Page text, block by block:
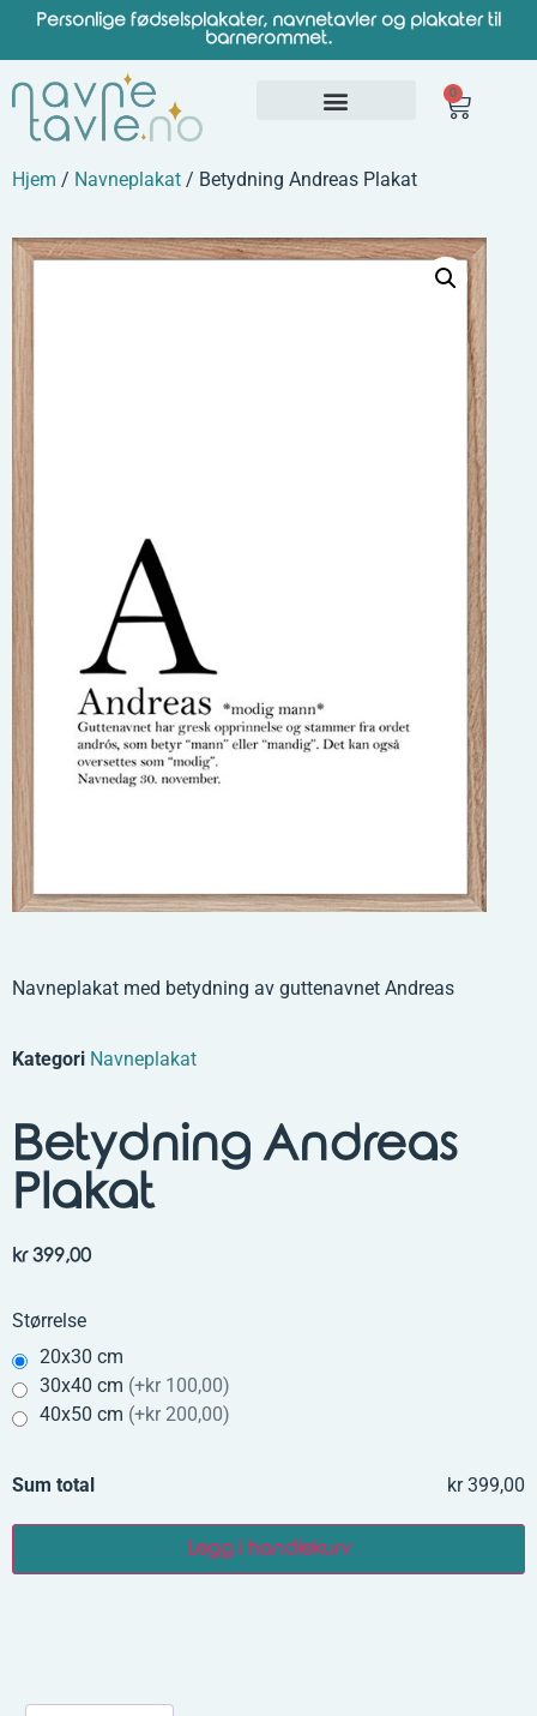
Personlige fødselsplakater, navnetavler og plakater til
barnerommet.
0
Hjem / Navneplakat / Betydning Andreas Plakat
Navneplakat med betydning av guttenavnet Andreas
Kategori Navneplakat
Betydning Andreas
Plakat
kr399,00
Størrelse
20x30 cm
30x40 cm (+kr 100,00)
40x50 cm (+kr 200,00)
Sum total kr 399,00
Legg i handlekurv